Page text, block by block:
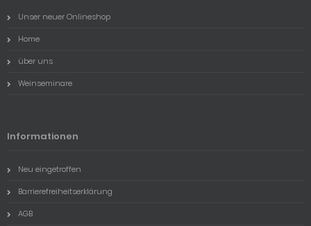
Unser neuer Onlineshop
Home
über uns
Weinseminare
Informationen
Neu eingetroffen
Barrierefreiheitserklärung
AGB